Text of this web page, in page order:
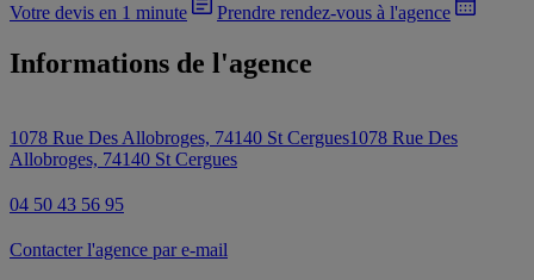
Votre devis en 1 minute Prendre rendez-vous à l'agence
Informations de l'agence
1078 Rue Des Allobroges, 74140 St Cergues1078 Rue Des
Allobroges, 74140 St Cergues
04 50 43 56 95
Contacter l'agence par e-mail